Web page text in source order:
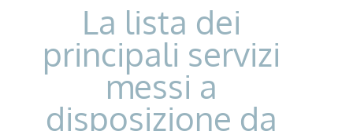
La lista dei
principali servizi
messi a
disposizione da